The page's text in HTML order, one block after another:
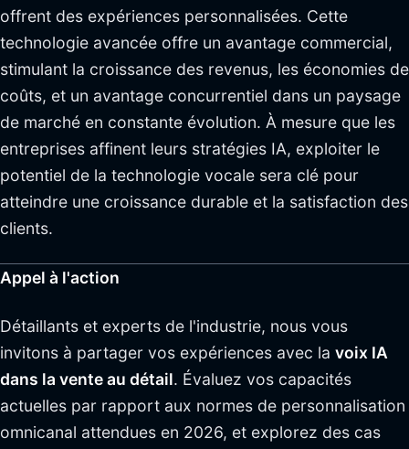
offrent des expériences personnalisées. Cette
technologie avancée offre un avantage commercial,
stimulant la croissance des revenus, les économies de
coûts, et un avantage concurrentiel dans un paysage
de marché en constante évolution. À mesure que les
entreprises affinent leurs stratégies IA, exploiter le
potentiel de la technologie vocale sera clé pour
atteindre une croissance durable et la satisfaction des
clients.
Appel à l'action
Détaillants et experts de l'industrie, nous vous
invitons à partager vos expériences avec la voix IA
dans la vente au détail. Évaluez vos capacités
actuelles par rapport aux normes de personnalisation
omnicanal attendues en 2026, et explorez des cas